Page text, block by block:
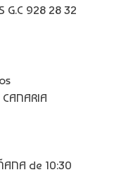
G.C 928 28 32
de 10:30